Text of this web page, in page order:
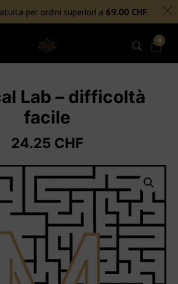
PER ORDINI SUPERIORI A 69€
NIENTE DAZI DOGANALI
0
Lab – difficoltà
facile
24.25 CHF
per ordini superiori a 69.00 CHF